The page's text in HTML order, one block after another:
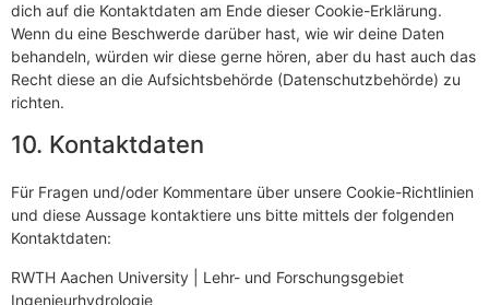
dich auf die Kontaktdaten am Ende dieser Cookie-Erklärung.
Wenn du eine Beschwerde darüber hast, wie wir deine Daten
behandeln, würden wir diese gerne hören, aber du hast auch das
Recht diese an die Aufsichtsbehörde (Datenschutzbehörde) zu
richten.
10. Kontaktdaten
Für Fragen und/oder Kommentare über unsere Cookie-Richtlinien
und diese Aussage kontaktiere uns bitte mittels der folgenden
Kontaktdaten:
RWTH Aachen University | Lehr- und Forschungsgebiet
Ingenieurhydrologie